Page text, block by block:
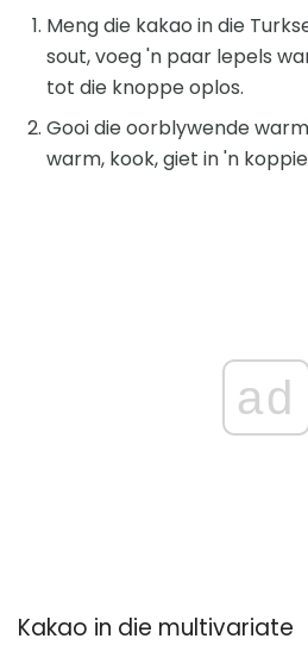
Meng die kakao in die
sout, voeg 'n paar lepels
tot die knoppe oplos.
Gooi die oorblywende
warm, kook, giet in 'n
ad
Kakao in die multivariate